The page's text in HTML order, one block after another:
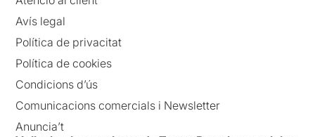
Avís legal
Política de privacitat
Política de cookies
Condicions d’ús
Comunicacions comercials i Newsletter
Anuncia’t